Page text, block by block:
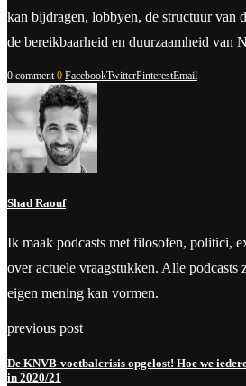
kan bijdragen, lobbyen, de structuur van
de bereikbaarheid en duurzaamheid van
0 comment 0 FacebookTwitterPinterestEmail
Shad Raouf
Ik maak podcasts met filosofen, politici,
over actuele vraagstukken. Alle
eigen mening kan vormen.
previous post
De KNVB-voetbalcrisis opgelost! Hoe we
in 2020/21